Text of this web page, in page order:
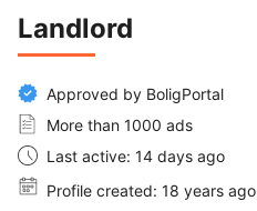
Landlord
Approved by BoligPortal
More than 1000 ads
Last active: 14 days ago
Profile created: 18 years ago